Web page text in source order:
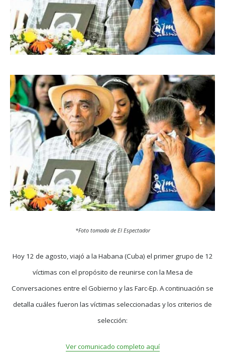
*Foto tomada de El Espectador
Hoy 12 de agosto, viajó a la Habana (Cuba) el primer grupo de 12
víctimas con el propósito de reunirse con la Mesa de
Conversaciones entre el Gobierno y las Farc-Ep. A continuación se
detalla cuáles fueron las víctimas seleccionadas y los criterios de
selección:
Ver comunicado completo aquí